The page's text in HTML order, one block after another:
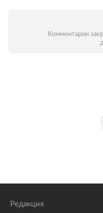
Комментарии
Редакция